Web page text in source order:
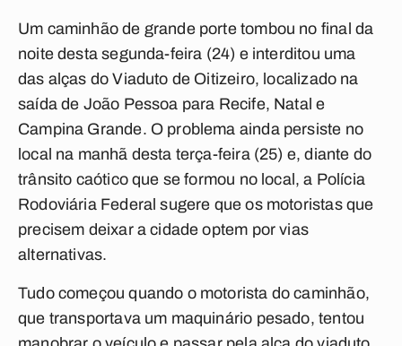
Um caminhão de grande porte tombou no final da
noite desta segunda-feira (24) e interditou uma
das alças do Viaduto de Oitizeiro, localizado na
saída de João Pessoa para Recife, Natal e
Campina Grande. O problema ainda persiste no
local na manhã desta terça-feira (25) e, diante do
trânsito caótico que se formou no local, a Polícia
Rodoviária Federal sugere que os motoristas que
precisem deixar a cidade optem por vias
alternativas.
Tudo começou quando o motorista do caminhão,
que transportava um maquinário pesado, tentou